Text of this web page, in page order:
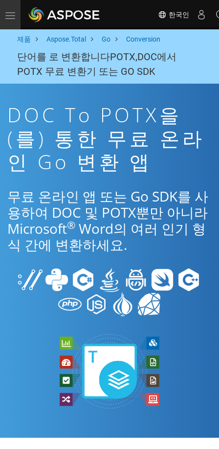
Toggle navigation 한국인
제품 Aspose.Total Go Conversion
단어를 로 변환합니다POTX,DOC에서
POTX 무료 변환기 또는 GO SDK
DOC To POTX을
(를) 통한 무료 온라
인 Go 변환 앱
무료 온라인 앱 또는 Go SDK를 사
용하여 DOC 및 POTX뿐만 아니라
Microsoft® Word의 여러 인기 형
식 간에 변환하세요.